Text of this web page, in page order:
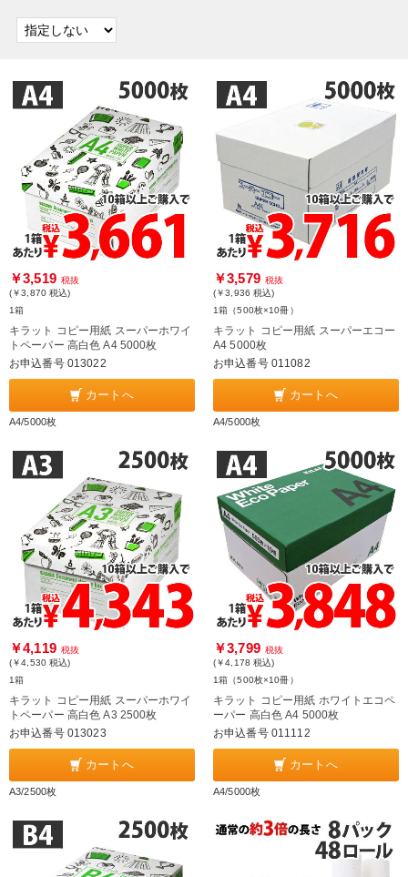
￥3,519 税抜
(￥3,870 税込)
1箱
キラット コピー用紙 スーパーホワイ
トペーパー 高白色 A4 5000枚
お申込番号 013022
カートへ
A4/5000枚
￥3,579 税抜
(￥3,936 税込)
1箱（500枚×10冊）
キラット コピー用紙 スーパーエコー
A4 5000枚
お申込番号 011082
カートへ
A4/5000枚
￥4,119 税抜
(￥4,530 税込)
1箱
キラット コピー用紙 スーパーホワイ
トペーパー 高白色 A3 2500枚
お申込番号 013023
カートへ
A3/2500枚
￥3,799 税抜
(￥4,178 税込)
1箱（500枚×10冊）
キラット コピー用紙 ホワイトエコペ
ーパー 高白色 A4 5000枚
お申込番号 011112
カートへ
A4/5000枚